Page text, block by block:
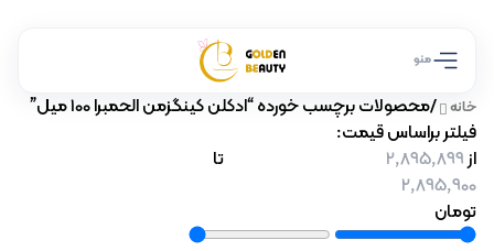
منو
خانه /محصولات برچسب خورده “ادکلن کینگزمن الحمبرا 100 میل”
فیلتر براساس قیمت:
از
تا
تومان